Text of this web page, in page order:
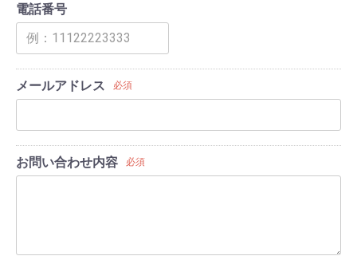
電話番号
メールアドレス 必須
お問い合わせ内容 必須